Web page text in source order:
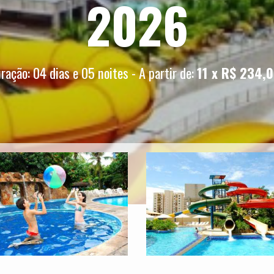
2026
04 dias e 05 noites - A partir de:11 x R$